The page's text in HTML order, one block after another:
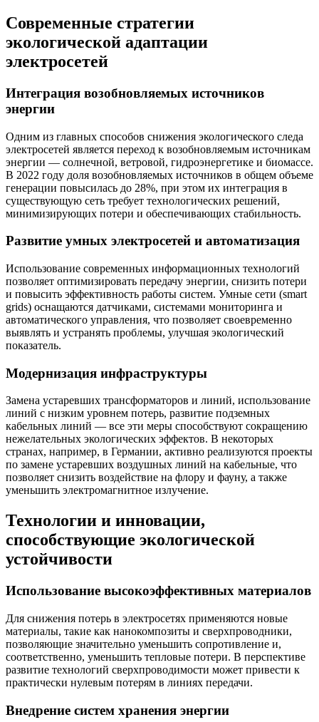
Современные стратегии
экологической адаптации
электросетей
Интеграция возобновляемых источников
энергии
Одним из главных способов снижения экологического следа
электросетей является переход к возобновляемым источникам
энергии — солнечной, ветровой, гидроэнергетике и биомассе.
В 2022 году доля возобновляемых источников в общем объеме
генерации повысилась до 28%, при этом их интеграция в
существующую сеть требует технологических решений,
минимизирующих потери и обеспечивающих стабильность.
Развитие умных электросетей и автоматизация
Использование современных информационных технологий
позволяет оптимизировать передачу энергии, снизить потери
и повысить эффективность работы систем. Умные сети (smart
grids) оснащаются датчиками, системами мониторинга и
автоматического управления, что позволяет своевременно
выявлять и устранять проблемы, улучшая экологический
показатель.
Модернизация инфраструктуры
Замена устаревших трансформаторов и линий, использование
линий с низким уровнем потерь, развитие подземных
кабельных линий — все эти меры способствуют сокращению
нежелательных экологических эффектов. В некоторых
странах, например, в Германии, активно реализуются проекты
по замене устаревших воздушных линий на кабельные, что
позволяет снизить воздействие на флору и фауну, а также
уменьшить электромагнитное излучение.
Технологии и инновации,
способствующие экологической
устойчивости
Использование высокоэффективных материалов
Для снижения потерь в электросетях применяются новые
материалы, такие как нанокомпозиты и сверхпроводники,
позволяющие значительно уменьшить сопротивление и,
соответственно, уменьшить тепловые потери. В перспективе
развитие технологий сверхпроводимости может привести к
практически нулевым потерям в линиях передачи.
Внедрение систем хранения энергии